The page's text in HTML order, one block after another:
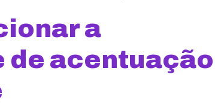
a
acentuação